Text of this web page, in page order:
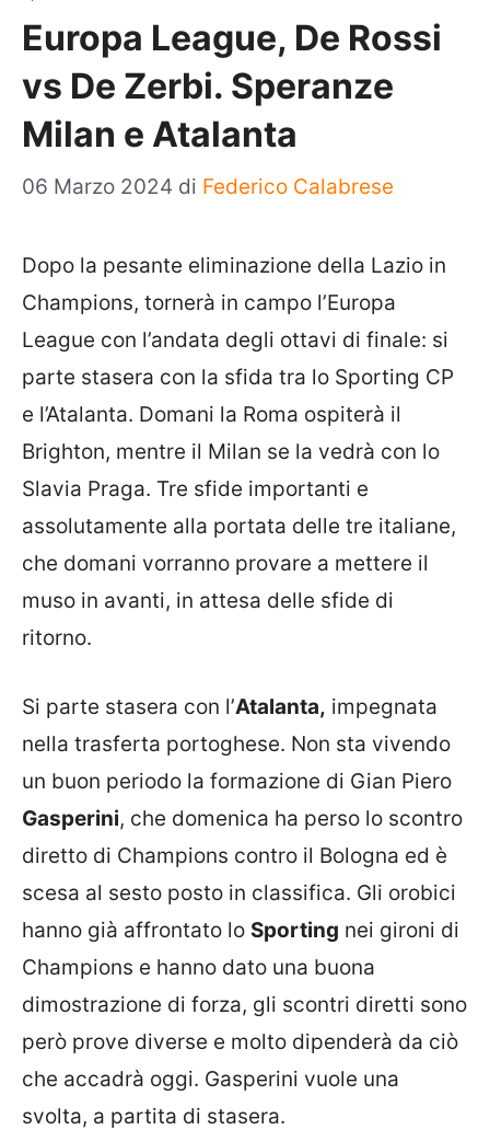
Europa League, De Rossi
vs De Zerbi. Speranze
Milan e Atalanta
06 Marzo 2024 di Federico Calabrese
Dopo la pesante eliminazione della Lazio in
Champions, tornerà in campo l’Europa
League con l’andata degli ottavi di finale: si
parte stasera con la sfida tra lo Sporting CP
e l’Atalanta. Domani la Roma ospiterà il
Brighton, mentre il Milan se la vedrà con lo
Slavia Praga. Tre sfide importanti e
assolutamente alla portata delle tre italiane,
che domani vorranno provare a mettere il
muso in avanti, in attesa delle sfide di
ritorno.
Si parte stasera con l’Atalanta, impegnata
nella trasferta portoghese. Non sta vivendo
un buon periodo la formazione di Gian Piero
Gasperini, che domenica ha perso lo scontro
diretto di Champions contro il Bologna ed è
scesa al sesto posto in classifica. Gli orobici
hanno già affrontato lo Sporting nei gironi di
Champions e hanno dato una buona
dimostrazione di forza, gli scontri diretti sono
però prove diverse e molto dipenderà da ciò
che accadrà oggi. Gasperini vuole una
svolta, a partita di stasera.